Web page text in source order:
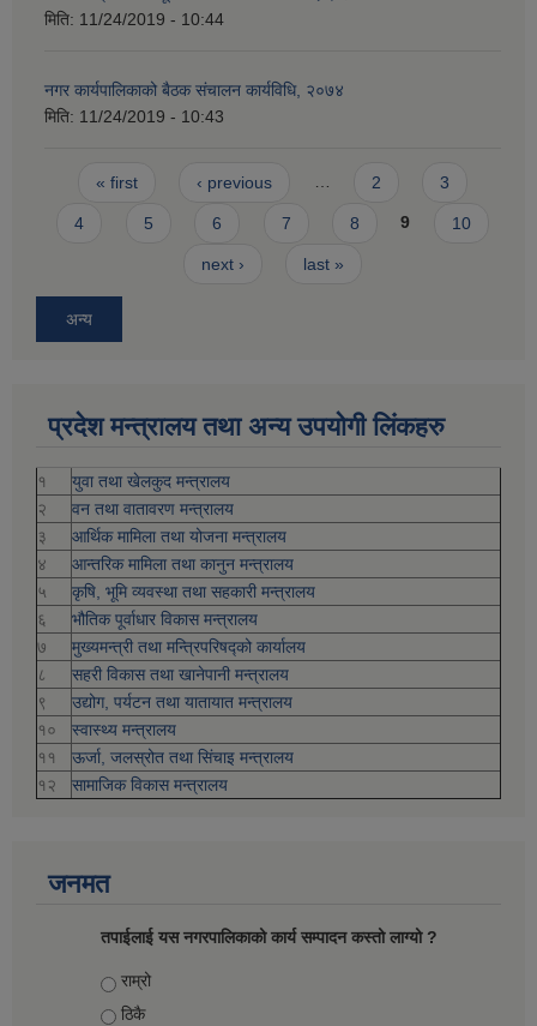
मिति: 11/24/2019 - 10:44
नगर कार्यपालिकाको बैठक संचालन कार्यविधि, २०७४
मिति: 11/24/2019 - 10:43
Pages
« first ‹ previous … 2 3
4 5 6 7 8 9 10
next › last »
अन्य
प्रदेश मन्त्रालय तथा अन्य उपयोगी लिंकहरु
१
युवा तथा खेलकुद मन्त्रालय
२
वन तथा वातावरण मन्त्रालय
३
आर्थिक मामिला तथा योजना मन्त्रालय
४
आन्तरिक मामिला तथा कानुन मन्त्रालय
५
कृषि, भूमि व्यवस्था तथा सहकारी मन्त्रालय
६
भौतिक पूर्वाधार विकास मन्त्रालय
७
मुख्यमन्त्री तथा मन्त्रिपरिषद्को कार्यालय
८
सहरी विकास तथा खानेपानी मन्त्रालय
९
उद्योग, पर्यटन तथा यातायात मन्त्रालय
१०
स्वास्थ्य मन्त्रालय
११
ऊर्जा, जलस्रोत तथा सिंचाइ मन्त्रालय
१२
सामाजिक विकास मन्‍‍त्रालय
जनमत
तपाईलाई यस नगरपालिकाको कार्य सम्पादन कस्तो लाग्यो ?
Choices
राम्रो
ठिकै